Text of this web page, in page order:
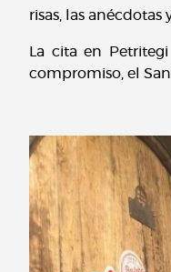
risas, las
La cita en
compromiso, el